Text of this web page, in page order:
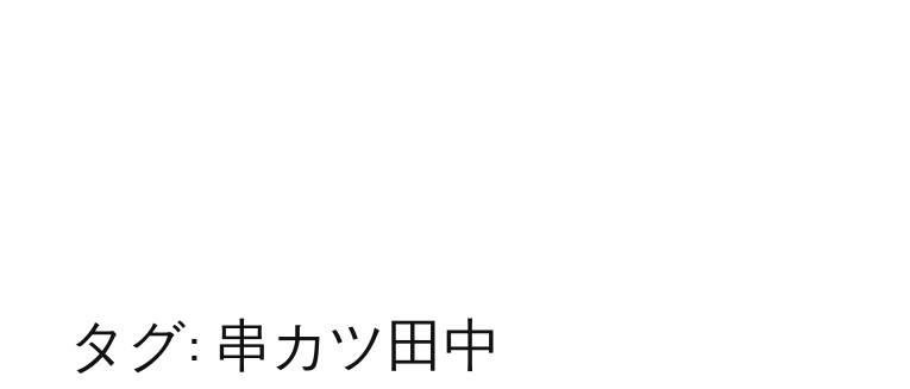
タグ: 串カツ田中